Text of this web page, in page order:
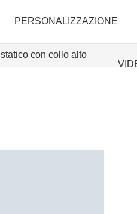
PERSONALIZZAZIONE
con collo alto